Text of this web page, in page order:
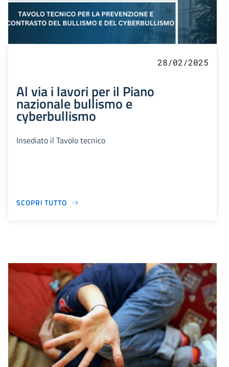
28/02/2025
Al via i lavori per il Piano
nazionale bullismo e
cyberbullismo
Insediato il Tavolo tecnico
SCOPRI TUTTO